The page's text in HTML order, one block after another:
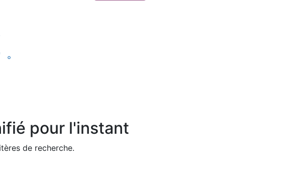
pour l'instant
de recherche.